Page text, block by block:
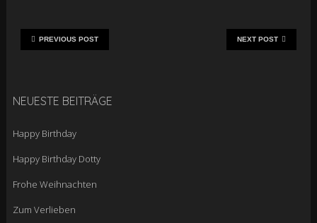
NEXT POST
PREVIOUS POST
NEUESTE BEITRÄGE
Happy Birthday
Happy Birthday Dotty
Frohe Weihnachten
Zum Verlieben